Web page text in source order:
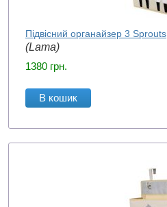
Підвісний органайзер 3 Sprouts
(Lama)
1380 грн.
В кошик